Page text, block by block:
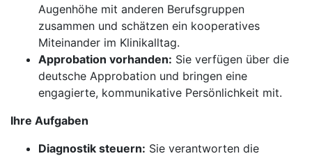
Augenhöhe mit anderen Berufsgruppen
zusammen und schätzen ein kooperatives
Miteinander im Klinikalltag.
Approbation vorhanden: Sie verfügen über die
deutsche Approbation und bringen eine
engagierte, kommunikative Persönlichkeit mit.
Ihre Aufgaben
Diagnostik steuern: Sie verantworten die